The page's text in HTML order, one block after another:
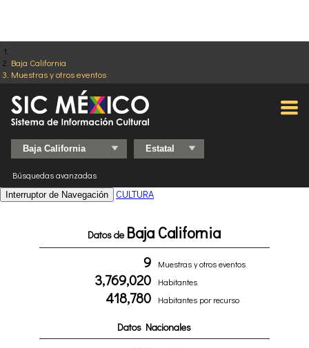
Baja California
Muestras y otros eventos
Búsquedas avanzadas
Interruptor de Navegación CULTURA
Datos de Baja California
9 Muestras y otros eventos
3,769,020 Habitantes
418,780 Habitantes por recurso
Datos Nacionales